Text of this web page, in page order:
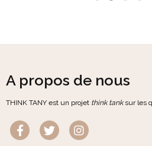
A propos de nous
THINK TANY est un projet think tanksur les